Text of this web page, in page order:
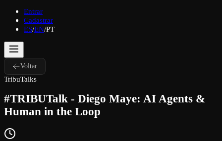
Entrar
Cadastrar
ES/EN/PT
Voltar
TribuTalks
#TRIBUTalk - Diego Maye: AI Agents &
Human in the Loop